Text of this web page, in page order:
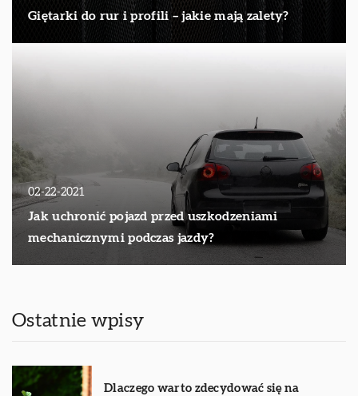
Giętarki do rur i profili – jakie mają zalety?
02-22-2021
Jak uchronić pojazd przed uszkodzeniami
mechanicznymi podczas jazdy?
Ostatnie wpisy
Dlaczego warto zdecydować się na